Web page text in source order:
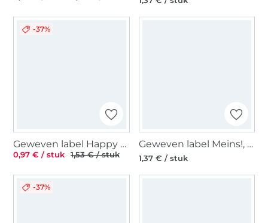
-37%
Geweven label Happy Handmade, zwart
0,97 € / stuk 1,53 € / stuk
Geweven label Meins!, oranje
1,37 € / stuk
-37%